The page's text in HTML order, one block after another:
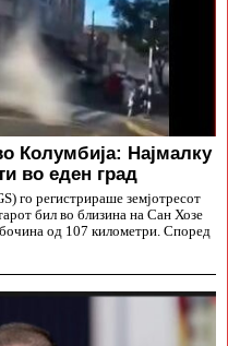
Колумбија: Најмалку
во еден град
го регистрираше земјотресот
бил во близина на Сан Хозе
од 107 километри. Според